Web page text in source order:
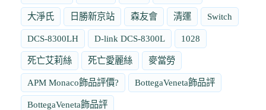
大淨氏 日勝新京站 森友會 清運 Switch
DCS-8300LH D-link DCS-8300L 1028
死亡艾莉絲 死亡愛麗絲 麥當勞
APM Monaco飾品評價? BottegaVeneta飾品評
BottegaVeneta飾品評